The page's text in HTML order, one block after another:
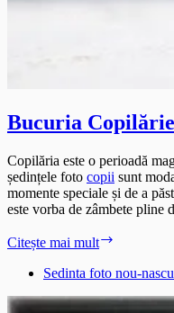
Bucuria
Copilăria este o perioadă
ședințele foto copii sunt
momente speciale și de a
este vorba de zâmbete pline
Citește mai mult
–
Foto
Sedinta foto nou-